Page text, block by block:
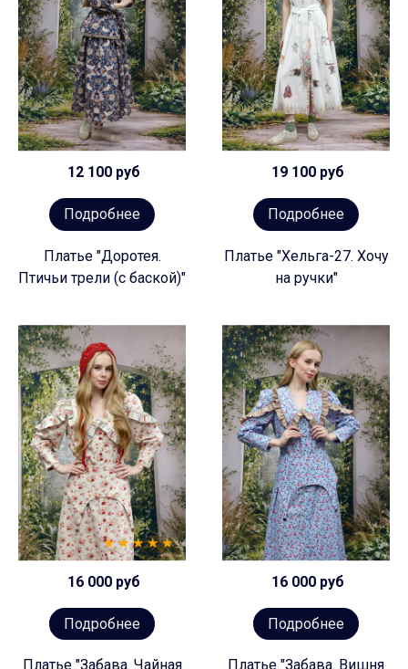
12 100 руб
Подробнее
Платье "Доротея.
Птичьи трели (с баской)"
19 100 руб
Подробнее
Платье "Хельга-27. Хочу
на ручки"
16 000 руб
Подробнее
Платье "Забава. Чайная
16 000 руб
Подробнее
Платье "Забава. Вишня